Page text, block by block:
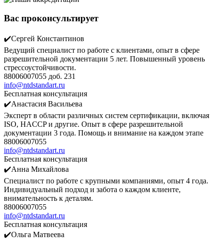
Вас проконсультирует
✔️Сергей Константинов
Ведущий специалист по работе с клиентами, опыт в сфере
разрешительной документации 5 лет. Повышенный уровень
стрессоустойчивости.
88006007055 доб. 231
info@ntdstandart.ru
Бесплатная консультация
✔️Анастасия Васильева
Эксперт в области различных систем сертификации, включая
ISO, HACCP и другие. Опыт в сфере разрешительной
документации 3 года. Помощь и внимание на каждом этапе
88006007055
info@ntdstandart.ru
Бесплатная консультация
✔️Анна Михайлова
Специалист по работе с крупными компаниями, опыт 4 года.
Индивидуальный подход и забота о каждом клиенте,
внимательность к деталям.
88006007055
info@ntdstandart.ru
Бесплатная консультация
✔️Ольга Матвеева